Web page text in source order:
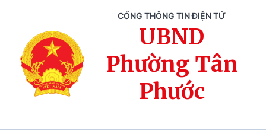
CỔNG THÔNG TIN ĐIỆN TỬ
UBND
Phường Tân
Phước